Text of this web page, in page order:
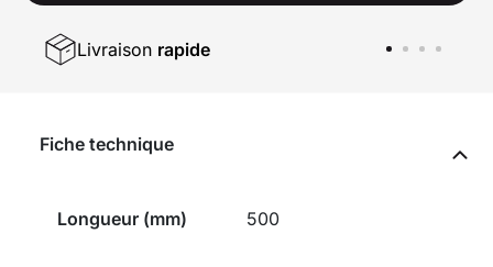
Livraison rapide
Fiche technique
Longueur (mm) 500